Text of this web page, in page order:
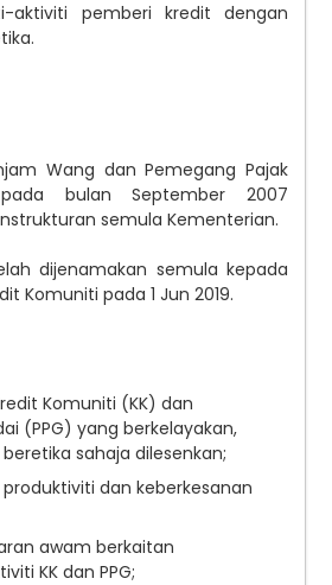
aktiviti pemberi kredit dengan
Wang dan Pemegang Pajak
bulan September 2007
semula Kementerian.
dijenamakan semula kepada
Komuniti pada 1 Jun 2019.
Komuniti (KK) dan
(PPG) yang berkelayakan,
sahaja dilesenkan;
dan keberkesanan
awam berkaitan
KK dan PPG;